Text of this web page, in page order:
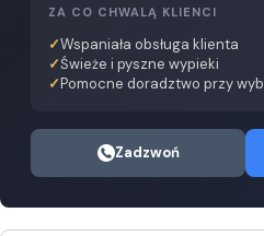
ZA CO CHWALĄ KLIENCI
Wspaniała obsługa klienta
Świeże i pyszne wypieki
Pomocne doradztwo przy
Zadzwoń